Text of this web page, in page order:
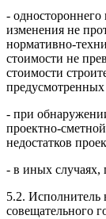
- одностороннего
изменения не
нормативно-
стоимости не
стоимости
предусмотренных
- при
проектно-
недостатков
- в иных случаях,
5.2. Исполнитель
совещательного